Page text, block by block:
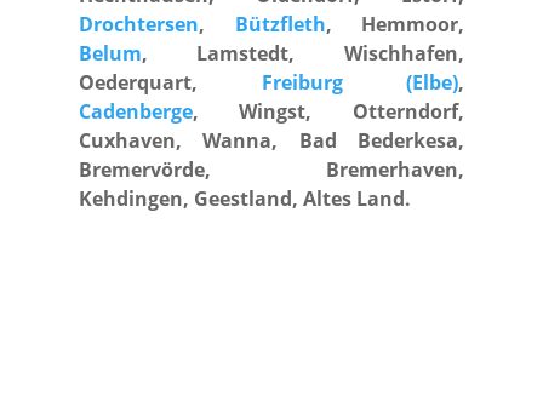
Drochtersen, Bützfleth, Hemmoor,
Belum, Lamstedt, Wischhafen,
Oederquart, Freiburg (Elbe),
Cadenberge, Wingst, Otterndorf,
Cuxhaven, Wanna, Bad Bederkesa,
Bremervörde, Bremerhaven,
Kehdingen, Geestland, Altes Land.